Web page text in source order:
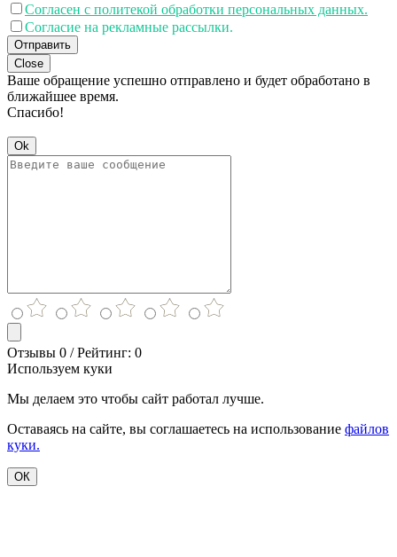
Согласен с политекой обработки персональных данных.
Согласие на рекламные рассылки.
Отправить
Close
Ваше обращение успешно отправлено и будет обработано в
ближайшее время.
Спасибо!
Ok
Отзывы 0 / Рейтинг: 0
Используем куки
Мы делаем это чтобы сайт работал лучше.
Оставаясь на сайте, вы соглашаетесь на использование файлов
куки.
ОК